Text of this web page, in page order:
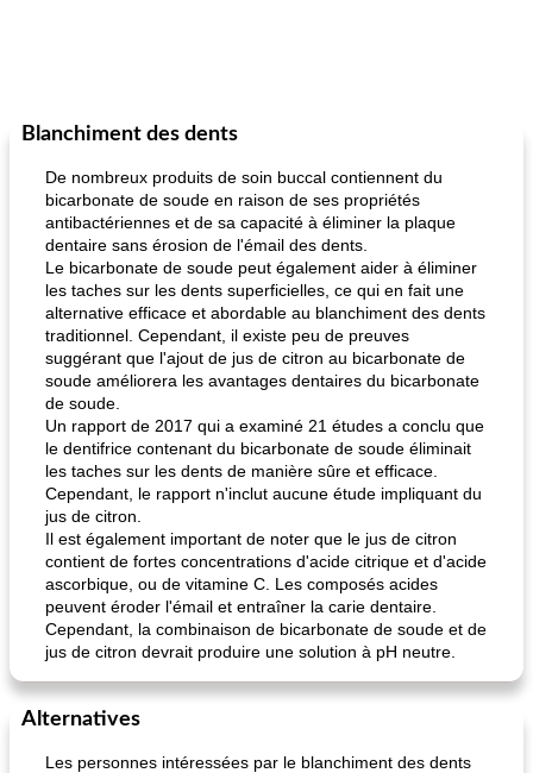
Blanchiment des dents
De nombreux produits de soin buccal contiennent du
bicarbonate de soude en raison de ses propriétés
antibactériennes et de sa capacité à éliminer la plaque
dentaire sans érosion de l'émail des dents.
Le bicarbonate de soude peut également aider à éliminer
les taches sur les dents superficielles, ce qui en fait une
alternative efficace et abordable au blanchiment des dents
traditionnel. Cependant, il existe peu de preuves
suggérant que l'ajout de jus de citron au bicarbonate de
soude améliorera les avantages dentaires du bicarbonate
de soude.
Un rapport de 2017 qui a examiné 21 études a conclu que
le dentifrice contenant du bicarbonate de soude éliminait
les taches sur les dents de manière sûre et efficace.
Cependant, le rapport n'inclut aucune étude impliquant du
jus de citron.
Il est également important de noter que le jus de citron
contient de fortes concentrations d'acide citrique et d'acide
ascorbique, ou de vitamine C. Les composés acides
peuvent éroder l'émail et entraîner la carie dentaire.
Cependant, la combinaison de bicarbonate de soude et de
jus de citron devrait produire une solution à pH neutre.
Alternatives
Les personnes intéressées par le blanchiment des dents